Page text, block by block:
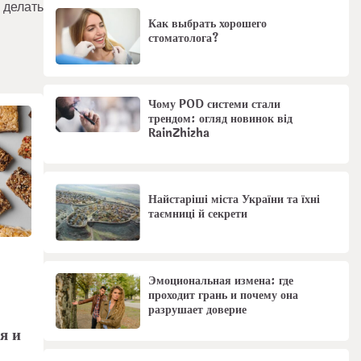
и
Как выбрать хорошего
стоматолога?
Чому POD системи стали
трендом: огляд новинок від
RainZhizha
Найстаріші міста України та їхні
таємниці й секрети
Эмоциональная измена: где
проходит грань и почему она
разрушает доверие